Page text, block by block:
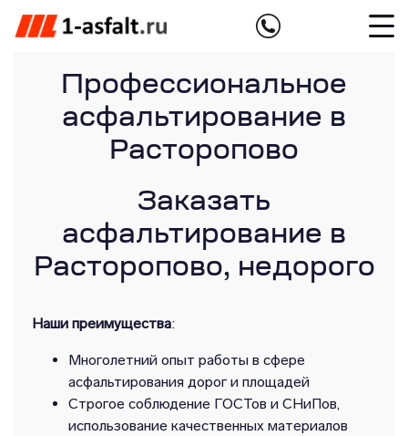
Профессиональное
асфальтирование в
Расторопово
Заказать
асфальтирование в
Расторопово, недорого
Наши преимущества:
Многолетний опыт работы в сфере
асфальтирования дорог и площадей
Строгое соблюдение ГОСТов и СНиПов,
использование качественных материалов